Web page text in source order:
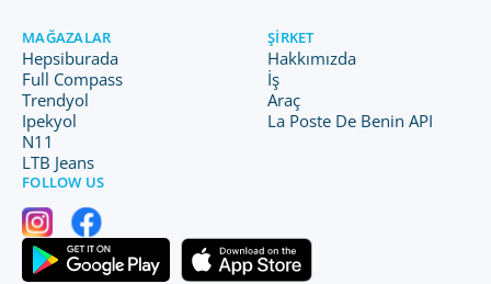
MAĞAZALAR
Hepsiburada
Full Compass
Trendyol
Ipekyol
N11
LTB Jeans
ŞIRKET
Hakkımızda
İş
Araç
La Poste De Benin API
FOLLOW US